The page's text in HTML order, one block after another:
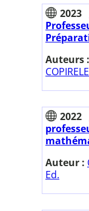
2023
Auteurs :
2022
Auteur :
Ed.